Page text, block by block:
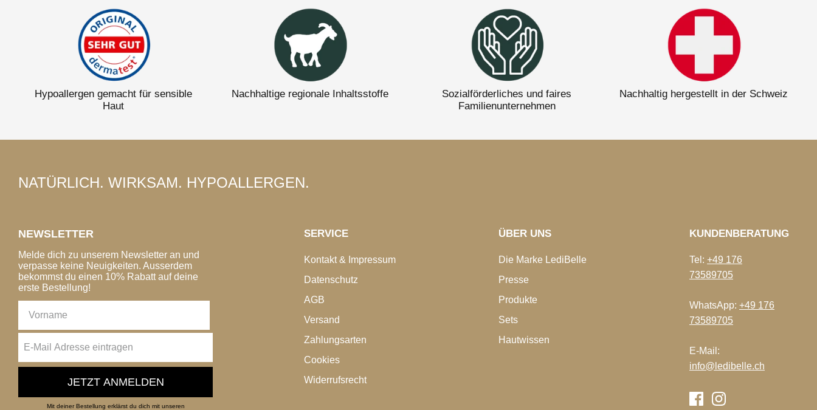
Hypoallergen gemacht für sensible
Haut
Nachhaltige regionale Inhaltsstoffe
Sozialförderliches und faires
Familienunternehmen
Nachhaltig hergestellt in der Schweiz
NATÜRLICH. WIRKSAM. HYPOALLERGEN.
NEWSLETTER
Melde dich zu unserem Newsletter an und
verpasse keine Neuigkeiten. Ausserdem
bekommst du einen 10% Rabatt auf deine
erste Bestellung!
JETZT ANMELDEN
Mit deiner Bestellung erklärst du dich mit unseren
SERVICE
Kontakt & Impressum
Datenschutz
AGB
Versand
Zahlungsarten
Cookies
Widerrufsrecht
ÜBER UNS
Die Marke LediBelle
Presse
Produkte
Sets
Hautwissen
KUNDENBERATUNG
Tel: +49 176
73589705
WhatsApp: +49 176
73589705
E-Mail:
info@ledibelle.ch